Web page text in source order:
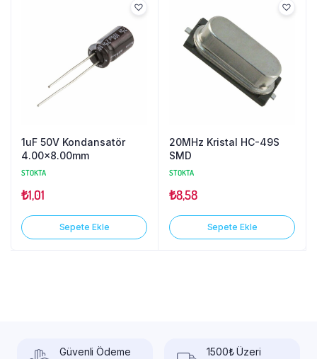
1uF 50V Kondansatör
4.00×8.00mm
STOKTA
₺1,01
Sepete Ekle
20MHz Kristal HC-49S
SMD
STOKTA
₺8,58
Sepete Ekle
Güvenli Ödeme
1500₺ Üzeri